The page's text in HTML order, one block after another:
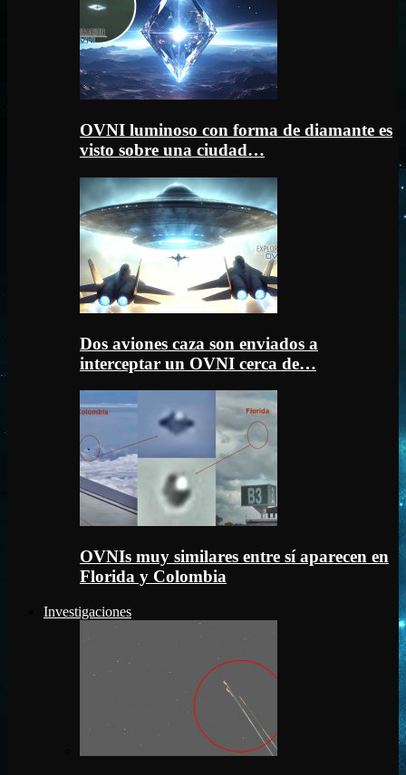
OVNI luminoso con forma de diamante es
visto sobre una ciudad…
Dos aviones caza son enviados a
interceptar un OVNI cerca de…
OVNIs muy similares entre sí aparecen en
Florida y Colombia
Investigaciones